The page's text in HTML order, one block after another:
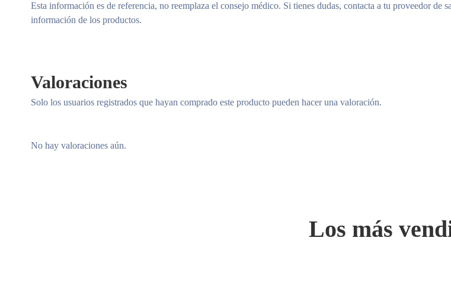
Esta información es de referencia, no reemplaza el consejo médico. Si tienes dudas, contacta a tu proveedor de
información de los productos.
Valoraciones
No hay valoraciones aún.
Solo los usuarios registrados que hayan comprado este producto pueden hacer una valoración.
Los más